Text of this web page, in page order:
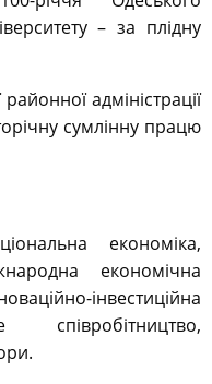
– за плідну
адміністрації
сумлінну працю
економіка,
економічна
інвестиційна
співробітництво,